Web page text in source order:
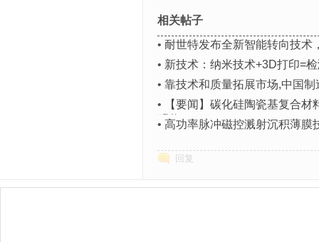
相关帖子
• 耐世特发布全新智能转向技术
• 新技术：纳米技术+3D打印=
• 靠技术和质量拓展市场,中国制
•
【要闻】碳化硅陶瓷基复合
明奖
• 高功率脉冲磁控溅射沉积薄膜
回复